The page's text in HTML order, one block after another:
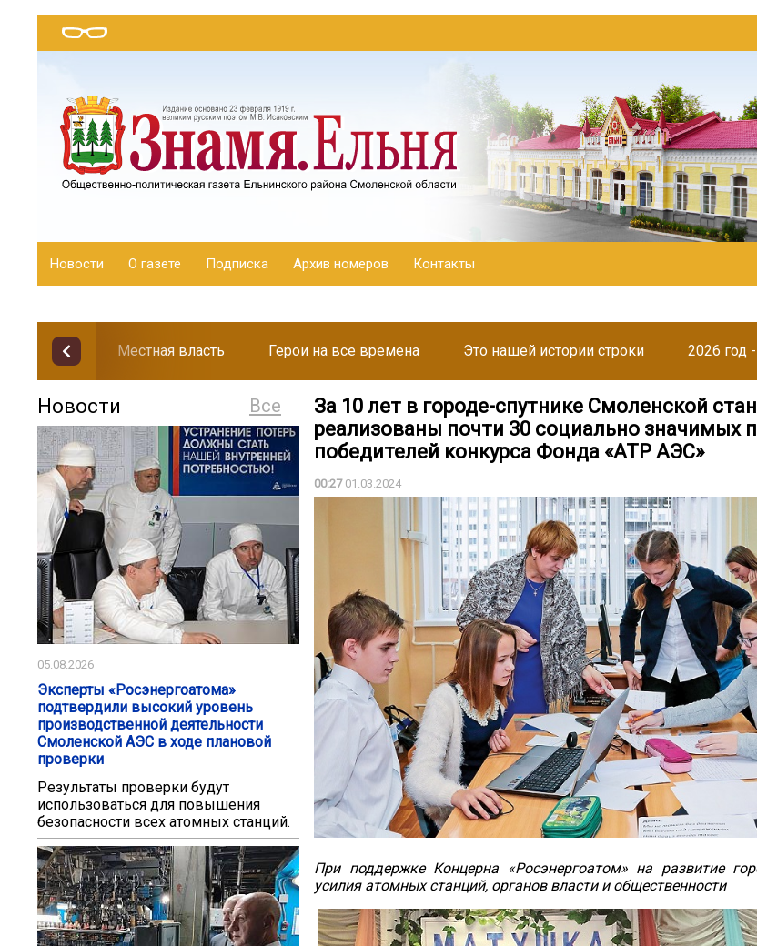
Новости О газете Подписка Архив номеров Контакты
Местная власть Герои на все времена Это нашей истории строки 2026 год
Все
Новости
05.08.2026
Эксперты «Росэнергоатома»
подтвердили высокий уровень
производственной деятельности
Смоленской АЭС в ходе плановой
проверки
Результаты проверки будут
использоваться для повышения
безопасности всех атомных станций.
За 10 лет в городе-спутнике Смоленской
реализованы почти 30 социально значимых
победителей конкурса Фонда «АТР АЭС»
00:2701.03.2024
При поддержке Концерна «Росэнергоатом» на развитие
усилия атомных станций, органов власти и общественности